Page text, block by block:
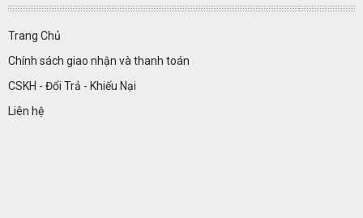
Trang Chủ
Chính sách giao nhận và thanh toán
CSKH - Đổi Trả - Khiếu Nại
Liên hệ